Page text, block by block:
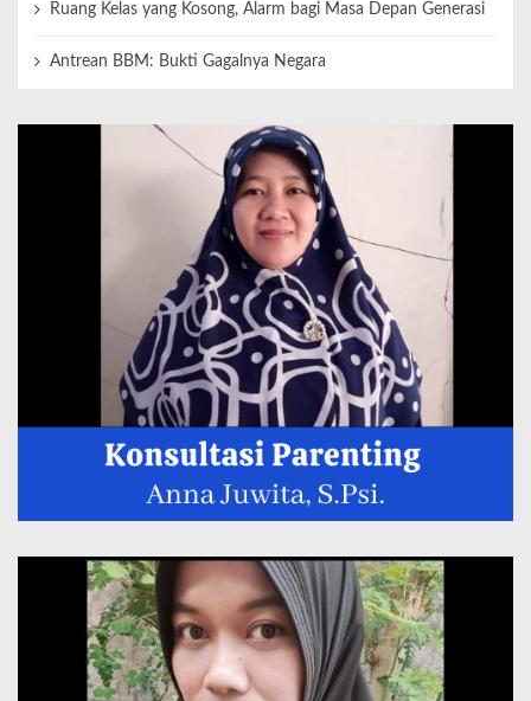
Ruang Kelas yang Kosong, Alarm bagi Masa Depan Generasi
Antrean BBM: Bukti Gagalnya Negara